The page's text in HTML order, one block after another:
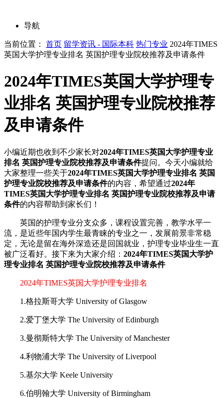
导航
当前位置： 首页 留学资讯 - 国际本科 热门专业 2024年TIMES
英国大学护理专业排名 英国护理专业院校推荐及申请条件
2024年TIMES英国大学护理专
业排名 英国护理专业院校推荐
及申请条件
小编近期也收到不少家长对2024年TIMES英国大学护理专业
排名 英国护理专业院校推荐及申请条件提问。今天小编就给
大家整理一些关于2024年TIMES英国大学护理专业排名 英国
护理专业院校推荐及申请条件的内容，希望通过2024年
TIMES英国大学护理专业排名 英国护理专业院校推荐及申请
条件的内容帮助到家长们！
英国的护理专业分支众多，课程设置完善，教学水平一
流，是近些年国内学生最青睐的专业之一，发展前景非常稳
定，无论是留在海外深造还是回国就业，护理专业毕业生一直
被广泛看好。接下来为大家介绍： 2024年TIMES英国大学护
理专业排名 英国护理专业院校推荐及申请条件
2024年TIMES英国大学护理专业排名
1.格拉斯哥大学 University of Glasgow
2.爱丁堡大学 The University of Edinburgh
3.曼彻斯特大学 The University of Manchester
4.利物浦大学 The University of Liverpool
5.基尔大学 Keele University
6.伯明翰大学 University of Birmingham